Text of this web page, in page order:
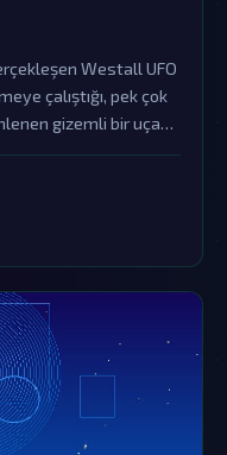
Westall UFO
çalıştığı, pek çok
gizemli bir uçan
dünyamızı ziyaret
kanıtlardan biri